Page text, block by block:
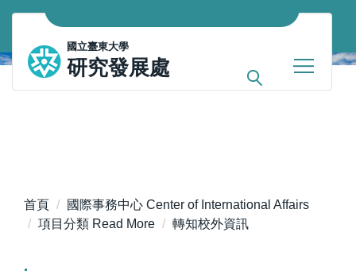
跳
主
要
內
國立臺東大學
研究發展處
首頁
國際事務中心 Center of International Affairs
項目分類 Read More
轉知校外資訊